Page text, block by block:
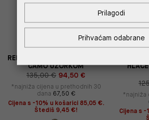
REPLAY INC. KRATKE HLAČE S
CAMO UZORKOM
135,00 € 94,50 €
*najniža cijena u prethodnih 30
dana 67,50 €
Cijena s -10% u košarici 85,05 €.
Štediš 9,45 €!
*najniža
Cijena s
Prihvaćam odabrane
Prilagodi